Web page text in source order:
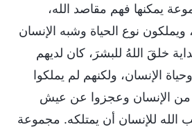
يمكنها فهم مقاصد الله،
ويملكون نوع الحياة وشبه الإنسان
خلقَ اللهُ للبشرَ، كان لديهم
الإنسان، ولكنهم لم يملكوا
من الإنسان وعجزوا عن عيش
الله للإنسان أن يمتلكه. مجموعة